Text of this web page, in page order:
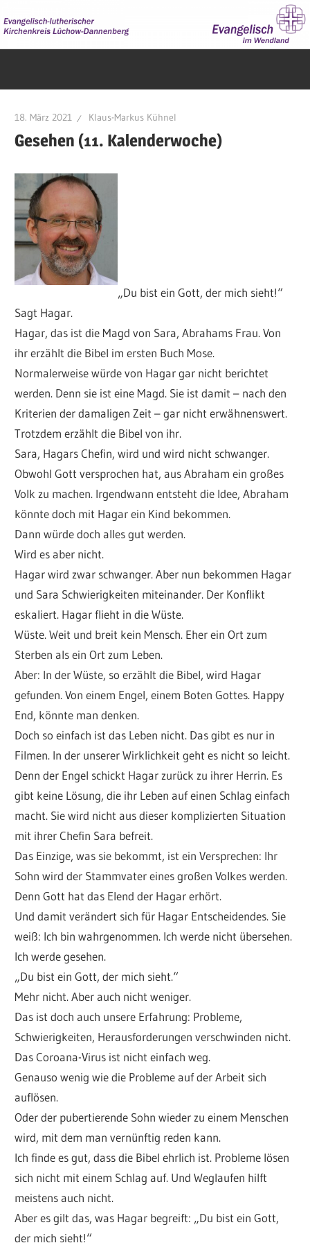
Inhalt
springen
18. März 2021 Klaus-Markus Kühnel
Gesehen (11. Kalenderwoche)
„Du bist ein Gott, der mich sieht!“
Sagt Hagar.
Hagar, das ist die Magd von Sara, Abrahams Frau. Von
ihr erzählt die Bibel im ersten Buch Mose.
Normalerweise würde von Hagar gar nicht berichtet
werden. Denn sie ist eine Magd. Sie ist damit – nach den
Kriterien der damaligen Zeit – gar nicht erwähnenswert.
Trotzdem erzählt die Bibel von ihr.
Sara, Hagars Chefin, wird und wird nicht schwanger.
Obwohl Gott versprochen hat, aus Abraham ein großes
Volk zu machen. Irgendwann entsteht die Idee, Abraham
könnte doch mit Hagar ein Kind bekommen.
Dann würde doch alles gut werden.
Wird es aber nicht.
Hagar wird zwar schwanger. Aber nun bekommen Hagar
und Sara Schwierigkeiten miteinander. Der Konflikt
eskaliert. Hagar flieht in die Wüste.
Wüste. Weit und breit kein Mensch. Eher ein Ort zum
Sterben als ein Ort zum Leben.
Aber: In der Wüste, so erzählt die Bibel, wird Hagar
gefunden. Von einem Engel, einem Boten Gottes. Happy
End, könnte man denken.
Doch so einfach ist das Leben nicht. Das gibt es nur in
Filmen. In der unserer Wirklichkeit geht es nicht so leicht.
Denn der Engel schickt Hagar zurück zu ihrer Herrin. Es
gibt keine Lösung, die ihr Leben auf einen Schlag einfach
macht. Sie wird nicht aus dieser komplizierten Situation
mit ihrer Chefin Sara befreit.
Das Einzige, was sie bekommt, ist ein Versprechen: Ihr
Sohn wird der Stammvater eines großen Volkes werden.
Denn Gott hat das Elend der Hagar erhört.
Und damit verändert sich für Hagar Entscheidendes. Sie
weiß: Ich bin wahrgenommen. Ich werde nicht übersehen.
Ich werde gesehen.
„Du bist ein Gott, der mich sieht.“
Mehr nicht. Aber auch nicht weniger.
Das ist doch auch unsere Erfahrung: Probleme,
Schwierigkeiten, Herausforderungen verschwinden nicht.
Das Coroana-Virus ist nicht einfach weg.
Genauso wenig wie die Probleme auf der Arbeit sich
auflösen.
Oder der pubertierende Sohn wieder zu einem Menschen
wird, mit dem man vernünftig reden kann.
Ich finde es gut, dass die Bibel ehrlich ist. Probleme lösen
sich nicht mit einem Schlag auf. Und Weglaufen hilft
meistens auch nicht.
Aber es gilt das, was Hagar begreift: „Du bist ein Gott,
der mich sieht!“